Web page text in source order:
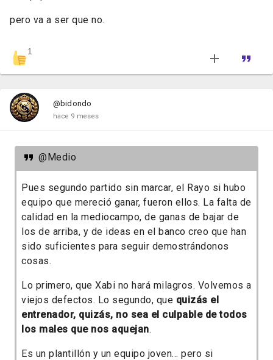
pero va a ser que no.
1
@bidondo
hace 9 meses
@Medio
Pues segundo partido sin marcar, el Rayo si hubo
equipo que mereció ganar, fueron ellos. La falta de
calidad en la mediocampo, de ganas de bajar de
los de arriba, y de ideas en el banco creo que han
sido suficientes para seguir demostrándonos
cosas.
Lo primero, que Xabi no hará milagros. Volvemos a
viejos defectos. Lo segundo, que quizás el
entrenador, quizás, no sea el culpable de todos
los males que nos aquejan.
Es un plantillón y un equipo joven... pero si